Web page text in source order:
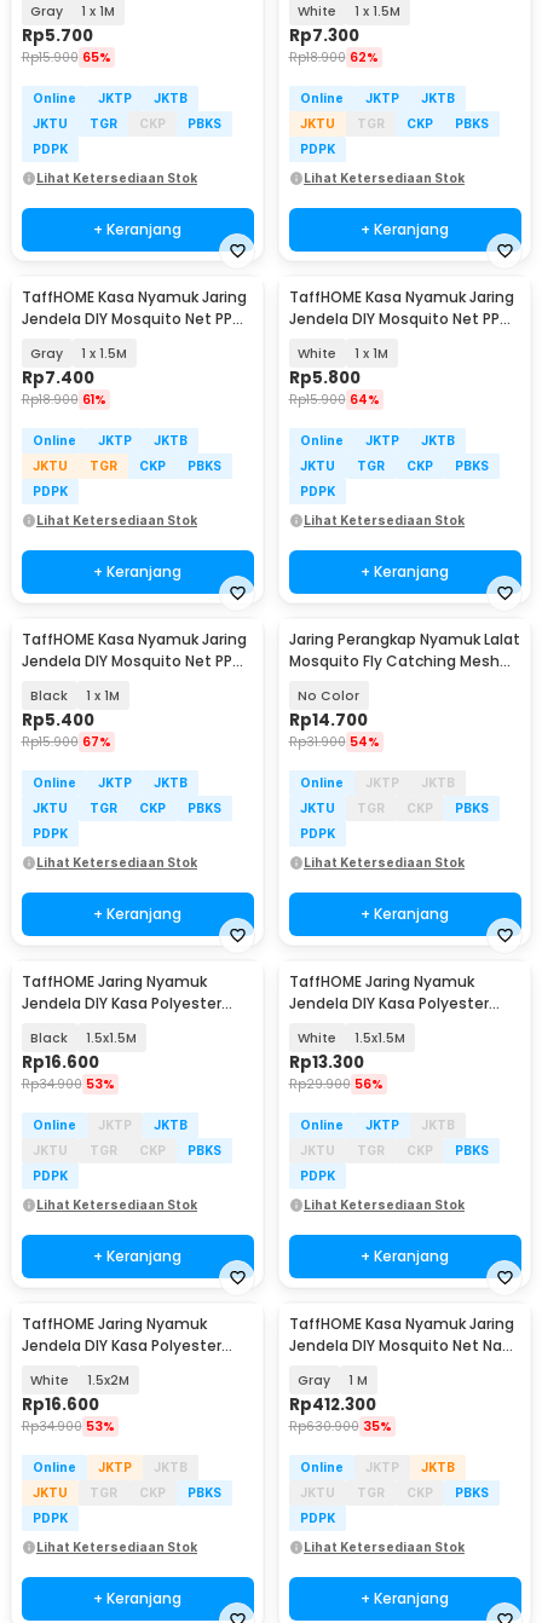
Gray 1 x 1M
Rp5.700
Rp15.900 65%
Online JKTP
JKTB
JKTU
TGR CKP
PBKS
PDPK
Lihat Ketersediaan Stok
+ Keranjang
White 1 x 1.5M
Rp7.300
Rp18.900 62%
Online JKTP
JKTB
JKTU
TGR CKP
PBKS
PDPK
Lihat Ketersediaan Stok
+ Keranjang
TaffHOME Kasa Nyamuk Jaring
Jendela DIY Mosquito Net PP
Gray 1 x 1.5M
Rp7.400
Rp18.900 61%
Online JKTP
JKTB
JKTU
TGR CKP
PBKS
PDPK
Lihat Ketersediaan Stok
+ Keranjang
TaffHOME Kasa Nyamuk Jaring
Jendela DIY Mosquito Net PP
White 1 x 1M
Rp5.800
Rp15.900 64%
Online JKTP
JKTB
JKTU
TGR CKP
PBKS
PDPK
Lihat Ketersediaan Stok
+ Keranjang
TaffHOME Kasa Nyamuk Jaring
Jendela DIY Mosquito Net PP
Black 1 x 1M
Rp5.400
Rp15.900 67%
Online JKTP
JKTB
JKTU
TGR CKP
PBKS
PDPK
Lihat Ketersediaan Stok
+ Keranjang
Jaring Perangkap Nyamuk Lalat
Mosquito Fly Catching Mesh
No Color
Rp14.700
Rp31.900 54%
Online JKTP
JKTB
JKTU
TGR CKP
PBKS
PDPK
Lihat Ketersediaan Stok
+ Keranjang
TaffHOME Jaring Nyamuk
Jendela DIY Kasa Polyester
Black 1.5x1.5M
Rp16.600
Rp34.900 53%
Online JKTP
JKTB
JKTU
TGR CKP
PBKS
PDPK
Lihat Ketersediaan Stok
+ Keranjang
TaffHOME Jaring Nyamuk
Jendela DIY Kasa Polyester
White 1.5x1.5M
Rp13.300
Rp29.900 56%
Online JKTP
JKTB
JKTU
TGR CKP
PBKS
PDPK
Lihat Ketersediaan Stok
+ Keranjang
TaffHOME Jaring Nyamuk
Jendela DIY Kasa Polyester
White 1.5x2M
Rp16.600
Rp34.900 53%
Online JKTP
JKTB
JKTU
TGR CKP
PBKS
PDPK
Lihat Ketersediaan Stok
+ Keranjang
TaffHOME Kasa Nyamuk Jaring
Jendela DIY Mosquito Net Nano
Gray 1 M
Rp412.300
Rp630.900 35%
Online JKTP
JKTB
JKTU
TGR CKP
PBKS
PDPK
Lihat Ketersediaan Stok
+ Keranjang